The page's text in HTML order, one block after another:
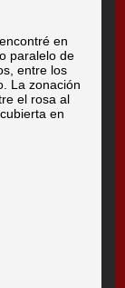
en
paralelo de
entre los
La zonación
el rosa al
en